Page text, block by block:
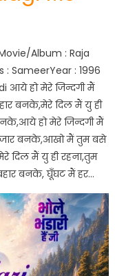
Album : Raja
: SameerYear : 1996
आये हो मेरे जिन्दगी मैं
बनके,मेरे दिल मैं यु ही
हो मेरे जिन्दगी मैं
बनके,आखो मैं तुम बसे
दिल मैं यु ही रहना,तुम
बनके, घूँघट मैं हर…